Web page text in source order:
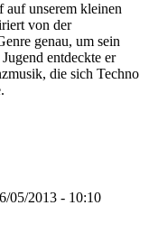
unserem kleinen
von der
genau, um sein
entdeckte er
die sich Techno
05/2013 - 10:10